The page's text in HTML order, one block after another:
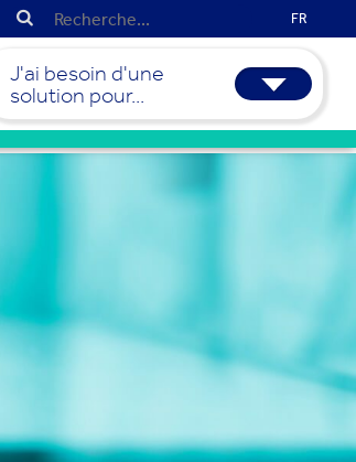
FR
J'ai besoin d'une
solution pour...